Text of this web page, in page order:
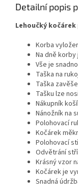
Detailní popis
Lehoučký
Korba
Na dně
Vše je
Taška na
Taška
Tašku lze
Nákupník
Nánožník na
Polohovací
Kočárek
Polohovací
Odvětrání
Krásný vzor
Kočárek je
Snadná